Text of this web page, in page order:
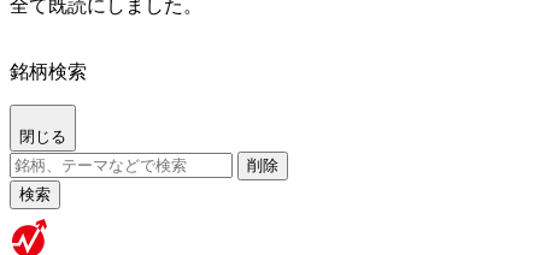
全て既読にしました。
銘柄検索
閉じる
削除
検索